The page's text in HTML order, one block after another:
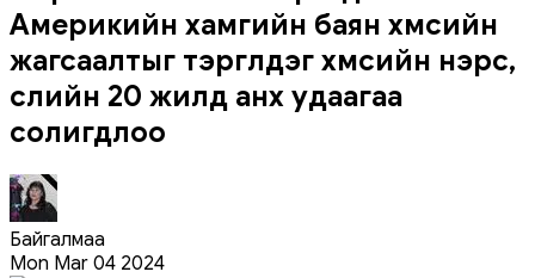
Америкийн хамгийн баян хүмүүсийн
жагсаалтыг тэргүүлдэг хүмүүсийн нэрс,
сүүлийн 20 жилд анх удаагаа
солигдлоо
Байгалмаа
Mon Mar 04 2024